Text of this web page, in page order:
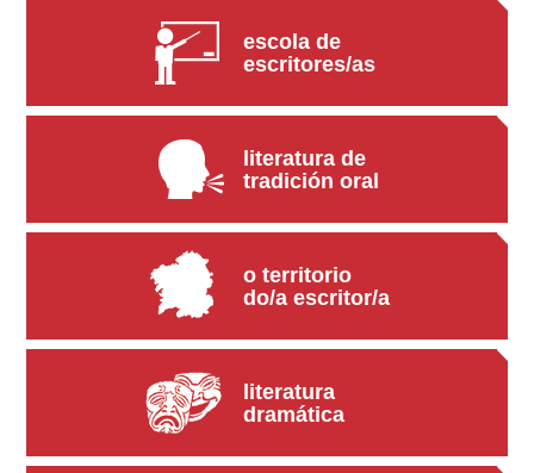
escola de
escritores/as
literatura de
tradición oral
o territorio
do/a escritor/a
literatura
dramática